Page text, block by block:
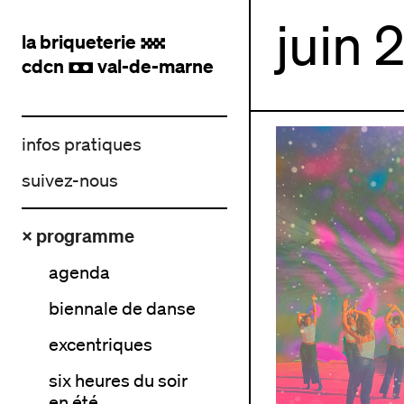
la briqueterie .
cdcn , val-de-marne
infos pratiques
suivez-nous
× programme
agenda
biennale de danse
excentriques
six heures du soir
juin